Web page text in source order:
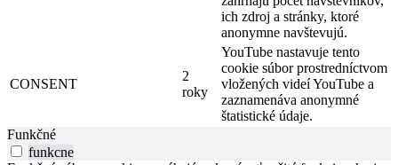
ich zdroj a stránky, ktoré
anonymne navštevujú.
CONSENT
2
roky
YouTube nastavuje tento
cookie súbor prostredníctvom
vložených videí YouTube a
zaznamenáva anonymné
štatistické údaje.
Funkčné
funkcne